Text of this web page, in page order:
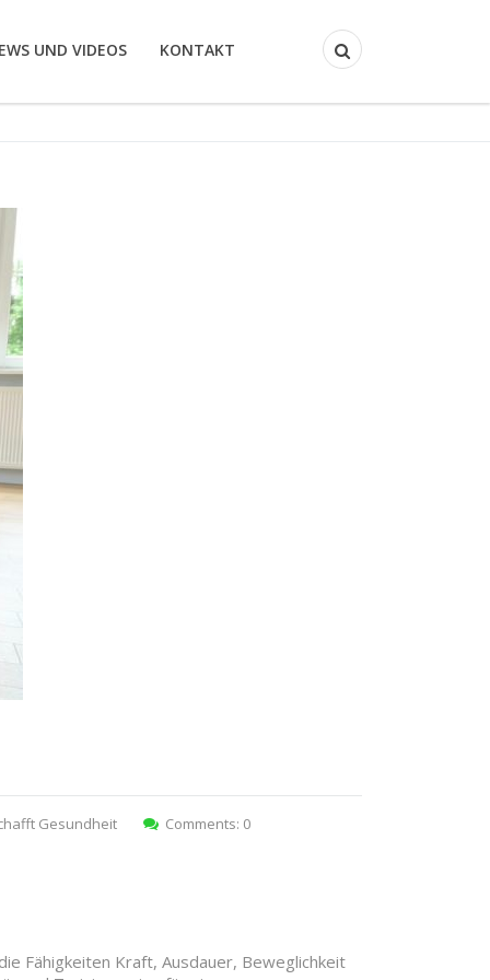
UND VIDEOS KONTAKT
Gesundheit Comments: 0
Fähigkeiten Kraft, Ausdauer, Beweglichkeit